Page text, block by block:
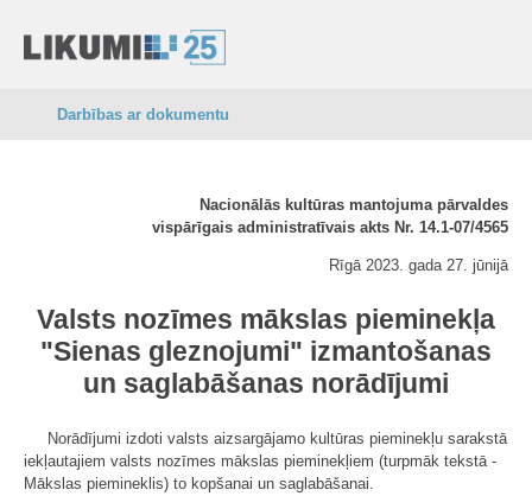
Darbības ar dokumentu
Nacionālās kultūras mantojuma pārvaldes
vispārīgais administratīvais akts Nr. 14.1-07/4565
Rīgā 2023. gada 27. jūnijā
Valsts nozīmes mākslas pieminekļa
"Sienas gleznojumi" izmantošanas
un saglabāšanas norādījumi
Norādījumi izdoti valsts aizsargājamo kultūras pieminekļu sarakstā
iekļautajiem valsts nozīmes mākslas pieminekļiem (turpmāk tekstā -
Mākslas piemineklis) to kopšanai un saglabāšanai.